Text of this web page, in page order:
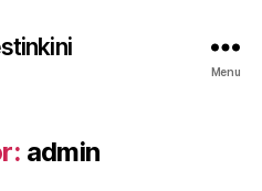
Menu
admin